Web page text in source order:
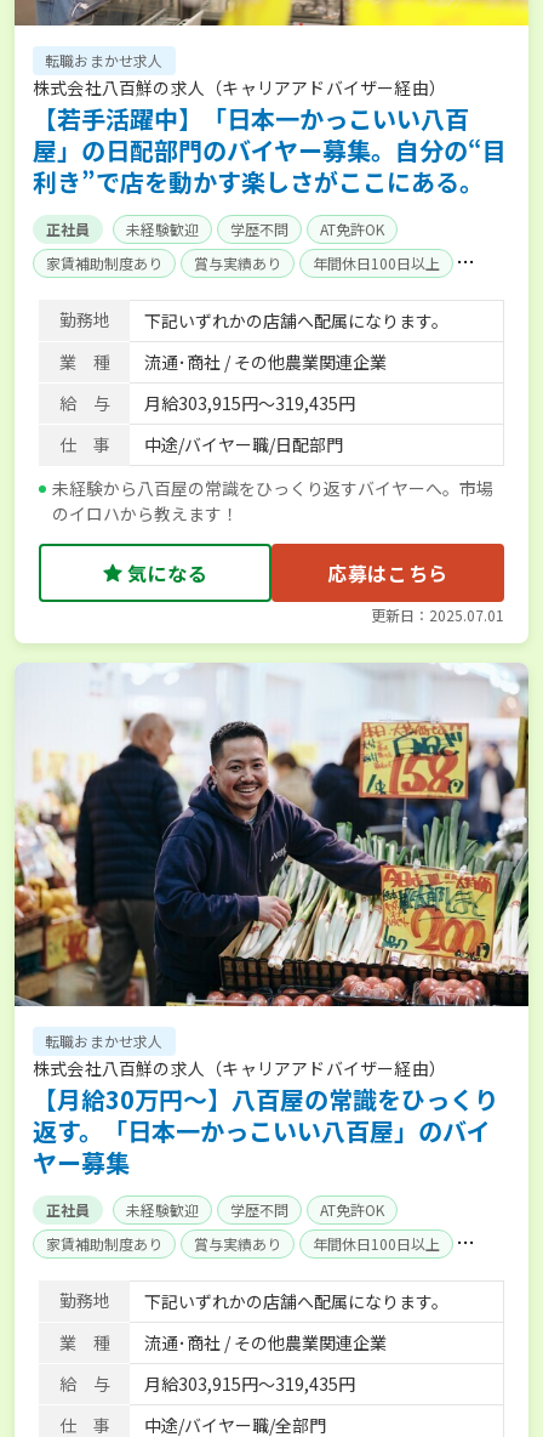
転職おまかせ求人
株式会社八百鮮の求人（キャリアアドバイザー経由）
【若手活躍中】「日本一かっこいい八百
屋」の日配部門のバイヤー募集。自分の“目
利き”で店を動かす楽しさがここにある。
正社員 未経験歓迎 学歴不問
AT免許OK
家賃補助制度あり
賞与実績あり
年間休日100日以上
社会保険完備
単身寮あり
勤務地
下記いずれかの店舗へ配属になります。
業 種
流通･商社 / その他農業関連企業
給 与
月給303,915円～319,435円
仕 事
中途/バイヤー職/日配部門
未経験から八百屋の常識をひっくり返すバイヤーへ。市場
のイロハから教えます！
気になる 応募はこちら
更新日：2025.07.01
転職おまかせ求人
株式会社八百鮮の求人（キャリアアドバイザー経由）
【月給30万円～】八百屋の常識をひっくり
返す。「日本一かっこいい八百屋」のバイ
ヤー募集
正社員 未経験歓迎 学歴不問
AT免許OK
家賃補助制度あり
賞与実績あり
年間休日100日以上
社会保険完備
単身寮あり
勤務地
下記いずれかの店舗へ配属になります。
業 種
流通･商社 / その他農業関連企業
給 与
月給303,915円～319,435円
仕 事
中途/バイヤー職/全部門